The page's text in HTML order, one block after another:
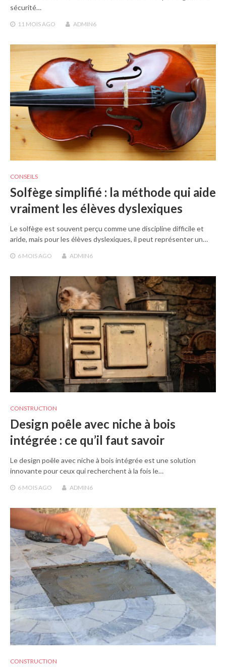
sécurité…
11 MOISAGO ADMIN6
CONSEILS
Solfège simplifié : la méthode qui aide
vraiment les élèves dyslexiques
Le solfège est souvent perçu comme une discipline difficile et
aride, mais pour les élèves dyslexiques, il peut représenter un…
6 MOISAGO ADMIN6
CONSTRUCTION
Design poêle avec niche à bois
intégrée : ce qu’il faut savoir
Le design poêle avec niche à bois intégrée est une solution
innovante pour ceux qui recherchent à la fois le…
6 MOISAGO ADMIN6
CONSTRUCTION